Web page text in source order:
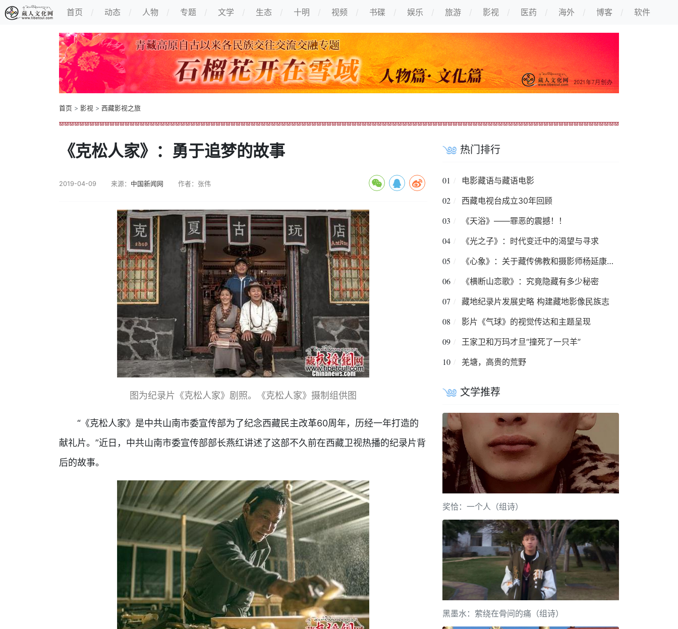
首页 动态 人物 专题 文学 生态 十明 视频 书碟 娱乐 旅游 影视 医药 海外 博客 软件
首页 > 影视 > 西藏影视之旅
《克松人家》：勇于追梦的故事
2019-04-09 来源： 中国新闻网 作者：张伟
图为纪录片《克松人家》剧照。《克松人家》摄制组供图
“《克松人家》是中共山南市委宣传部为了纪念西藏民主改革60周年，历经一年打造的
献礼片。”近日，中共山南市委宣传部部长燕红讲述了这部不久前在西藏卫视热播的纪录片背
后的故事。
热门排行
01 电影藏语与藏语电影
02 西藏电视台成立30年回顾
03 《天浴》——罪恶的震撼！！
04 《光之子》：时代变迁中的渴望与寻求
05 《心象》：关于藏传佛教和摄影师杨延康的记录影像
06 《横断山恋歌》：究竟隐藏有多少秘密
07 藏地纪录片发展史略 构建藏地影像民族志
08 影片《气球》的视觉传达和主题呈现
09 王家卫和万玛才旦“撞死了一只羊”
10 羌塘，高贵的荒野
文学推荐
奖恰：一个人（组诗）
黑墨水：萦绕在骨间的痛（组诗）